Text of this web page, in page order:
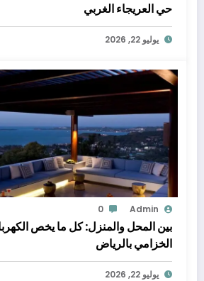
حي العريجاء الغربي
يوليو 22, 2026
Admin
0
بين المحل والمنزل: كل ما يخص
الخزامي بالرياض
يوليو 22, 2026